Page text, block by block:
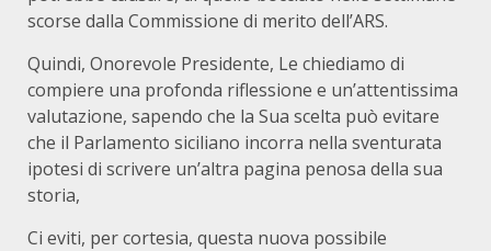
scorse dalla Commissione di merito dell’ARS.
Quindi, Onorevole Presidente, Le chiediamo di
compiere una profonda riflessione e un’attentissima
valutazione, sapendo che la Sua scelta può evitare
che il Parlamento siciliano incorra nella sventurata
ipotesi di scrivere un’altra pagina penosa della sua
storia,
Ci eviti, per cortesia, questa nuova possibile